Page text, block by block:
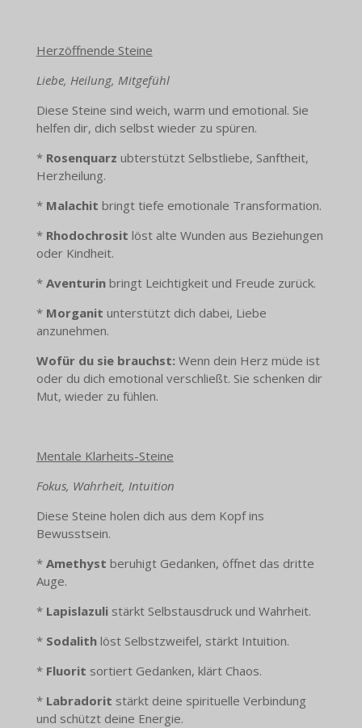
Herzöffnende Steine
Liebe, Heilung, Mitgefühl
Diese Steine sind weich, warm und emotional. Sie
helfen dir, dich selbst wieder zu spüren.
* Rosenquarz ubterstützt Selbstliebe, Sanftheit,
Herzheilung.
* Malachit bringt tiefe emotionale Transformation.
* Rhodochrosit löst alte Wunden aus Beziehungen
oder Kindheit.
* Aventurinbringt Leichtigkeit und Freude zurück.
* Morganit unterstützt dich dabei, Liebe
anzunehmen.
Wofür du sie brauchst: Wenn dein Herz müde ist
oder du dich emotional verschließt. Sie schenken dir
Mut, wieder zu fühlen.
Mentale Klarheits-Steine
Fokus, Wahrheit, Intuition
Diese Steine holen dich aus dem Kopf ins
Bewusstsein.
* Amethyst beruhigt Gedanken, öffnet das dritte
Auge.
* Lapislazulistärkt Selbstausdruck und Wahrheit.
* Sodalithlöst Selbstzweifel, stärkt Intuition.
* Fluorit sortiert Gedanken, klärt Chaos.
* Labradorit stärkt deine spirituelle Verbindung
und schützt deine Energie.